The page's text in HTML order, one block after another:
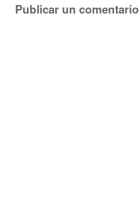
Publicar un comentario